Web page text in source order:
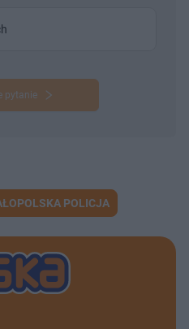
pytanie
POLICJA